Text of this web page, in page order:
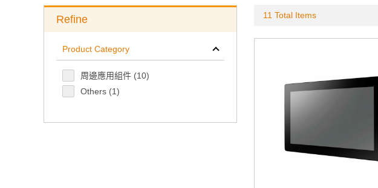
Refine
Product Category
周邊應用組件 (10)
Others (1)
11 Total Items